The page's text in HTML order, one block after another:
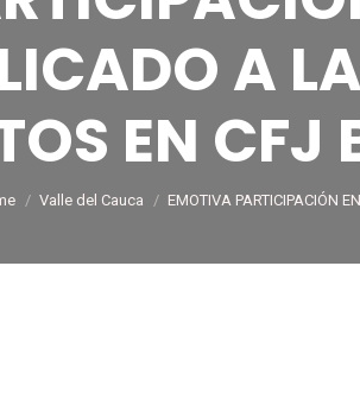
A
EN CFJ
are here:Valle del Cauca EMOTIVA PARTICIPACIÓN